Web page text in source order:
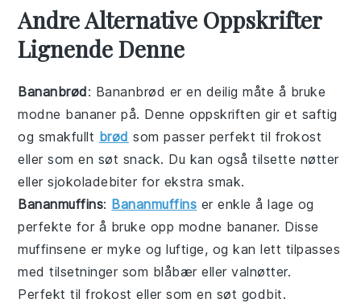
Andre Alternative Oppskrifter
Lignende Denne
Bananbrød: Bananbrød er en deilig måte å bruke
modne bananer på. Denne oppskriften gir et saftig
og smakfullt brød som passer perfekt til frokost
eller som en søt snack. Du kan også tilsette nøtter
eller sjokoladebiter for ekstra smak.
Bananmuffins: Bananmuffins er enkle å lage og
perfekte for å bruke opp modne bananer. Disse
muffinsene er myke og luftige, og kan lett tilpasses
med tilsetninger som blåbær eller valnøtter.
Perfekt til frokost eller som en søt godbit.